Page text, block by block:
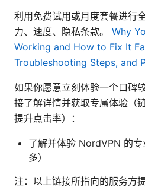
利用免费试用或月度套餐进行
力、速度、隐私条款。 Why
Working and How to Fix It
Troubleshooting Steps, and
如果你愿意立刻体验一个口碑
接了解详情并获取专属体验（
提升点击率）：
了解并体验 NordVPN 的
多）
注：以上链接所指向的服务方